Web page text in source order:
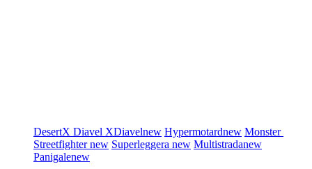
DesertX Diavel XDiavelnew Hypermotardnew Monster
Streetfighternew Superleggera new Multistradanew
Panigalenew